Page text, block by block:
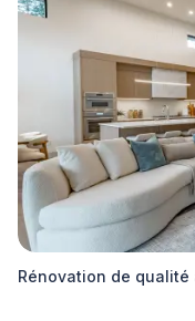
Rénovation de